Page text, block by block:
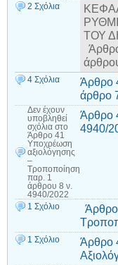
2 Σχόλια
ΤΟΥ
4 Σχόλια
Άρθρο
άρθρο
Δεν έχουν
υποβληθεί
σχόλια στο
Άρθρο 41
Υποχρέωση
αξιολόγησης
–
Τροποποίηση
παρ. 1
άρθρου 8 ν.
4940/2022
Άρθρο
4940/
1 Σχόλιο
Άρθρο
1 Σχόλιο
Άρθρο